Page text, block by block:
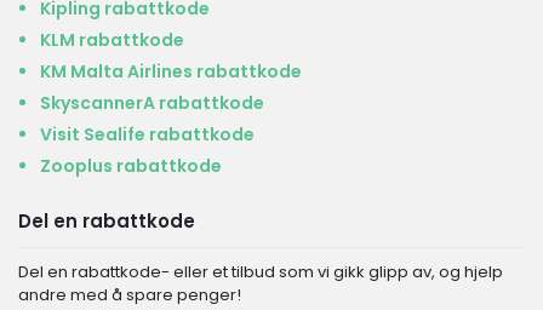
Kipling rabattkode
KLM rabattkode
KM Malta Airlines rabattkode
SkyscannerA rabattkode
Visit Sealife rabattkode
Zooplus rabattkode
Del en rabattkode
Del en rabattkode- eller et tilbud som vi gikk glipp av, og hjelp
andre med å spare penger!